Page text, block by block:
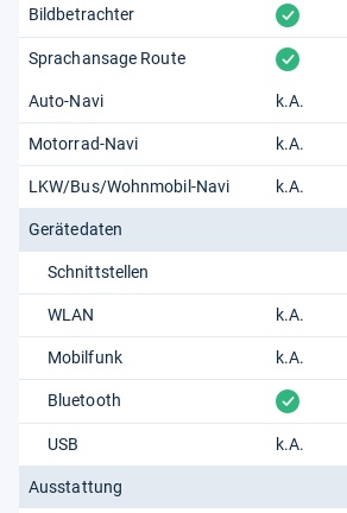
Bildbetrachter vorhanden
Sprachansage Route vorhanden
Auto-Navi k.A.
Motorrad-Navi k.A.
LKW/Bus/Wohnmobil-Navi k.A.
Gerätedaten
Schnittstellen
WLAN k.A.
Mobilfunk k.A.
Bluetooth vorhanden
USB k.A.
Ausstattung